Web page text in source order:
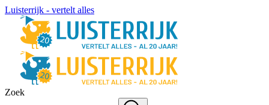
Luisterrijk - vertelt alles
Zoek